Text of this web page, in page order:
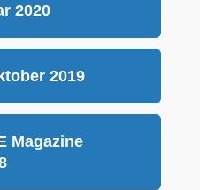
2020
2019
Magazine